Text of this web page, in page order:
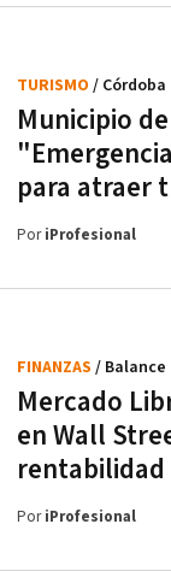
Municipio
para atraer
TURISMO / Córdoba
PoriProfesional
Mercado
en Wall
rentabilidad
FINANZAS /
PoriProfesional